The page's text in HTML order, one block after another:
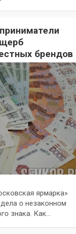
брендов
ярмарка»
о незаконном
знака. Как…